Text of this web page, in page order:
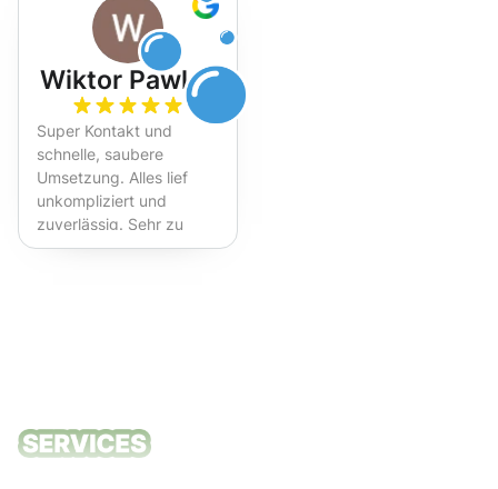
Wiktor Pawlak
Super Kontakt und
schnelle, saubere
Umsetzung. Alles lief
unkompliziert und
zuverlässig. Sehr zu
empfehlen!